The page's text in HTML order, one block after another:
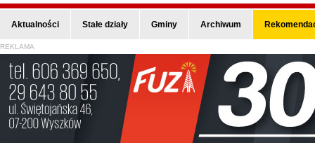
Aktualności Stałe działy Gminy Archiwum
REKLAMA